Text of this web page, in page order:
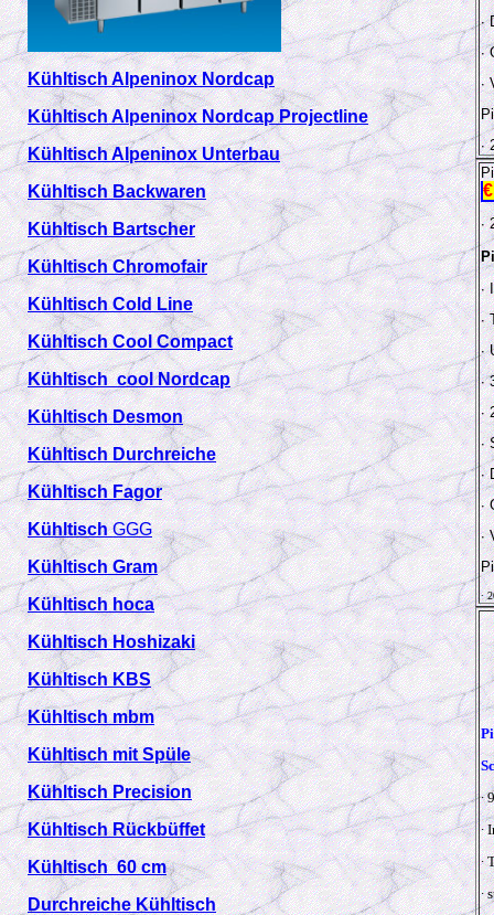
Kühltisch Alpeninox Nordcap
Kühltisch Alpeninox Nordcap Projectline
Kühltisch Alpeninox Unterbau
Kühltisch Backwaren
Kühltisch Bartscher
Kühltisch Chromofair
Kühltisch Cold Line
Kühltisch Cool Compact
Kühltisch cool Nordcap
Kühltisch Desmon
Kühltisch Durchreiche
Kühltisch Fagor
KühltischGGG
Kühltisch Gram
Kühltisch hoca
Kühltisch Hoshizaki
Kühltisch KBS
Kühltisch mbm
Kühltisch mit Spüle
Kühltisch Precision
Kühltisch Rückbüffet
Kühltisch 60 cm
Durchreiche Kühltisch
∙
∙
∙
∙
∙
∙
∙
∙
∙
∙
∙
∙
∙
∙
∙
∙
∙
∙
∙